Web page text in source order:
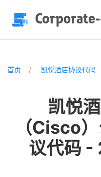
首页 凯悦酒店协议代码
凯悦
（Cisco
议代码 -